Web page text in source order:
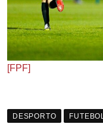
[FPF]
DESPORTO FUTEBOL